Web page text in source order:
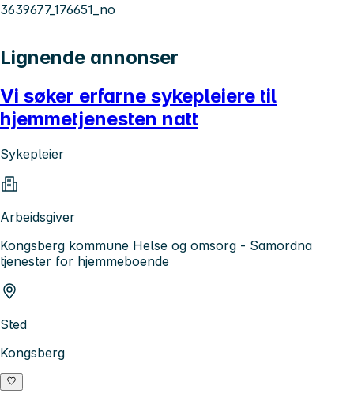
3639677_176651_no
Lignende annonser
Vi søker erfarne sykepleiere til
hjemmetjenesten natt
Sykepleier
Arbeidsgiver
Kongsberg kommune Helse og omsorg - Samordna
tjenester for hjemmeboende
Sted
Kongsberg